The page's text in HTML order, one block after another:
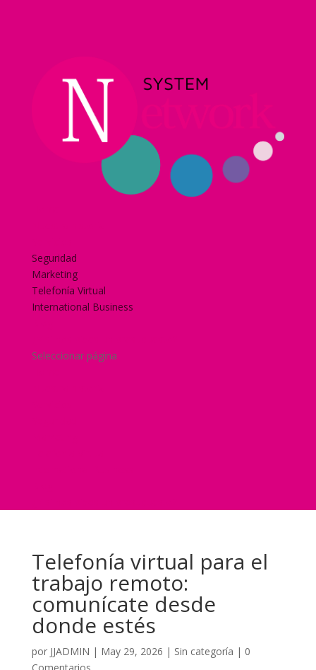
Seguridad
Marketing
Telefonía Virtual
International Business
Seleccionar página
Telefonía virtual para el
trabajo remoto:
comunícate desde
donde estés
por JJADMIN | May 29, 2026 | Sin categoría | 0